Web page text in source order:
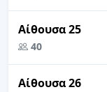
Αίθουσα 25
40
Αίθουσα 26